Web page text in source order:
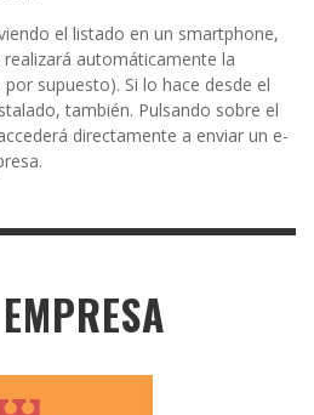
el listado en un smartphone,
automáticamente la
supuesto). Si lo hace desde el
también. Pulsando sobre el
directamente a enviar un e-